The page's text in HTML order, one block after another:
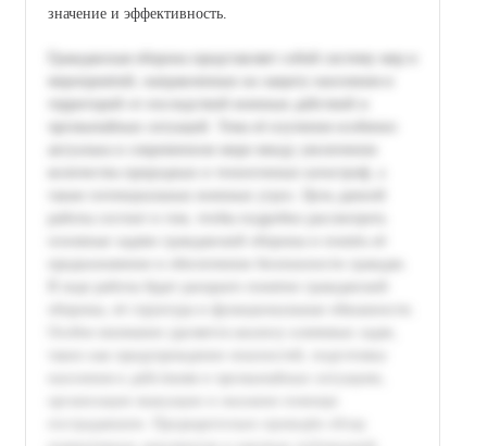
значение и эффективность.